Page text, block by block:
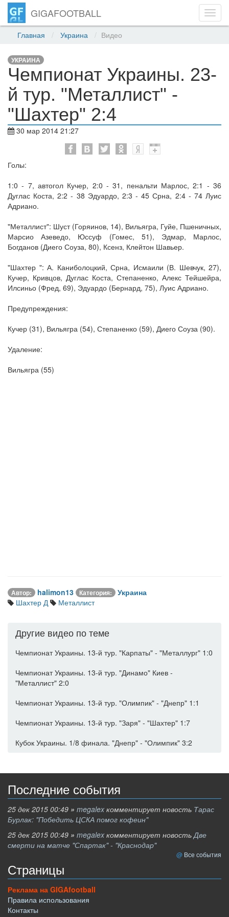
GIGAFOOTBALL
Главная Украина Видео
УКРАИНА
Чемпионат Украины. 23-
й тур. "Металлист" -
"Шахтер" 2:4
30 мар 2014 21:27
Голы:
1:0 - 7, автогол Кучер, 2:0 - 31, пенальти Марлос, 2:1 - 36
Дуглас Коста, 2:2 - 38 Эдуардо, 2:3 - 45 Срна, 2:4 - 74 Луис
Адриано.
"Металлист": Шуст (Горяинов, 14), Вильягра, Гуйе, Пшеничных,
Марсио Азеведо, Юссуф (Гомес, 51), Эдмар, Марлос,
Богданов (Диего Соуза, 80), Ксенз, Клейтон Шавьер.
"Шахтер ": А. Каниболоцкий, Срна, Исмаили (В. Шевчук, 27),
Кучер, Кривцов, Дуглас Коста, Степаненко, Алекс Тейшейра,
Илсиньо (Фред, 69), Эдуардо (Бернард, 75), Луис Адриано.
Предупреждения:
Кучер (31), Вильягра (54), Степаненко (59), Диего Соуза (90).
Удаление:
Вильягра (55)
Автор: halimon13 Категория:
Украина
Шахтер Д
Металлист
Другие видео по теме
Чемпионат Украины. 13-й тур. "Карпаты" - "Металлург" 1:0
Чемпионат Украины. 13-й тур. "Динамо" Киев -
"Металлист" 2:0
Чемпионат Украины. 13-й тур. "Олимпик" - "Днепр" 1:1
Чемпионат Украины. 13-й тур. "Заря" - "Шахтер" 1:7
Кубок Украины. 1/8 финала. "Днепр" - "Олимпик" 3:2
Последние события
25 дек 2015 00:49 » megalex комментирует новость Тарас
Бурлак: "Победить ЦСКА помог кофеин"
25 дек 2015 00:49 » megalex комментирует новостьДве
смерти на матче "Спартак" - "Краснодар"
Все события
Страницы
Реклама на GIGAfootball
Правила использования
Контакты